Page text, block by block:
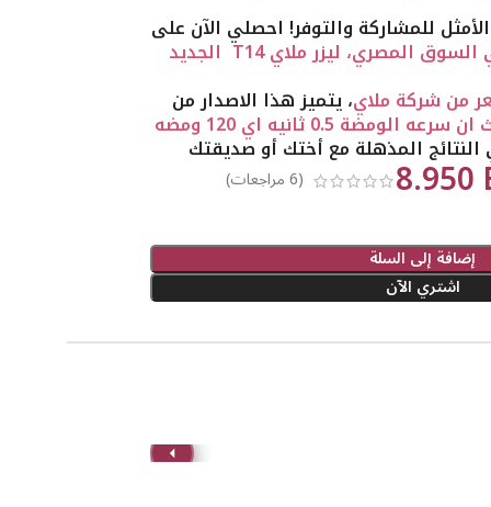
للمشاركة والتوفر! احصلي الآن على
أفضل جهاز ليزر منزلي في السوق المصري، ليزر ملاي T14 الجديد
من شركة ملاي، يتميز هذا الاصدار من
ملاي بسرعة الومضات بحيث ان سرعه الومضة 0.5 ثانيه اي 120 ومضه
المذهلة مع أختك أو صديقتك
جهاز ليزر MLAY T14 + عدستين إزالة شعر (بمعنى عدستين
وكارت الضمان، بالإضافة إلى متابعة مجانية
أضيفا الباكدج لسلة
8.950
(
6مراجعات)
إضافة إلى السلة
اشتري الآن